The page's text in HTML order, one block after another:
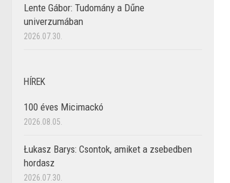
Lente Gábor: Tudomány a Dűne
univerzumában
2026.07.30.
HÍREK
100 éves Micimackó
2026.08.05.
Łukasz Barys: Csontok, amiket a zsebedben
hordasz
2026.07.30.